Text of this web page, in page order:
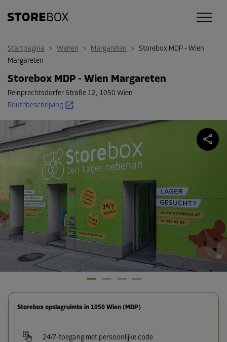
Startpagina > Wenen > Margareten > Storebox MDP - Wien
Margareten
Storebox MDP - Wien Margareten
Reinprechtsdorfer Straße 12, 1050 Wien
Routebeschrijving
Storebox opslagruimte in 1050 Wien (MDP)
24/7-toegang met persoonlijke code